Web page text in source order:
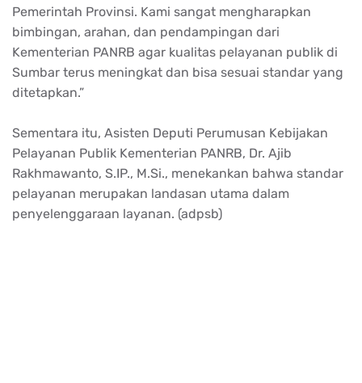
Pemerintah Provinsi. Kami sangat mengharapkan
bimbingan, arahan, dan pendampingan dari
Kementerian PANRB agar kualitas pelayanan publik di
Sumbar terus meningkat dan bisa sesuai standar yang
ditetapkan.”
Sementara itu, Asisten Deputi Perumusan Kebijakan
Pelayanan Publik Kementerian PANRB, Dr. Ajib
Rakhmawanto, S.IP., M.Si., menekankan bahwa standar
pelayanan merupakan landasan utama dalam
penyelenggaraan layanan. (adpsb)